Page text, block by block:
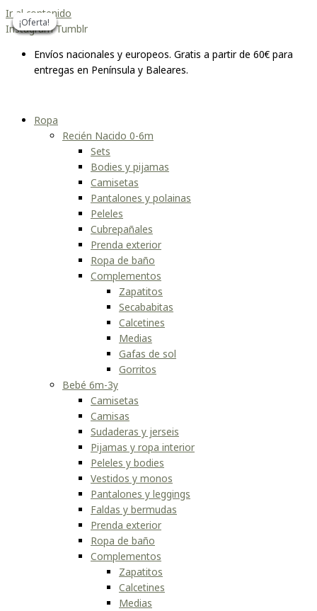
Ir al contenido
Instagram Tumblr
Envíos nacionales y europeos. Gratis a partir de 60€ para
entregas en Península y Baleares.
Ropa
Recién Nacido 0-6m
Sets
Bodies y pijamas
Camisetas
Pantalones y polainas
Peleles
Cubrepañales
Prenda exterior
Ropa de baño
Complementos
Zapatitos
Secababitas
Calcetines
Medias
Gafas de sol
Gorritos
Bebé 6m-3y
Camisetas
Camisas
Sudaderas y jerseis
Pijamas y ropa interior
Peleles y bodies
Vestidos y monos
Pantalones y leggings
Faldas y bermudas
Prenda exterior
Ropa de baño
Complementos
Zapatitos
Calcetines
Medias
¡Oferta!
¡Oferta!
¡Oferta!
¡Oferta!
¡Oferta!
¡Oferta!